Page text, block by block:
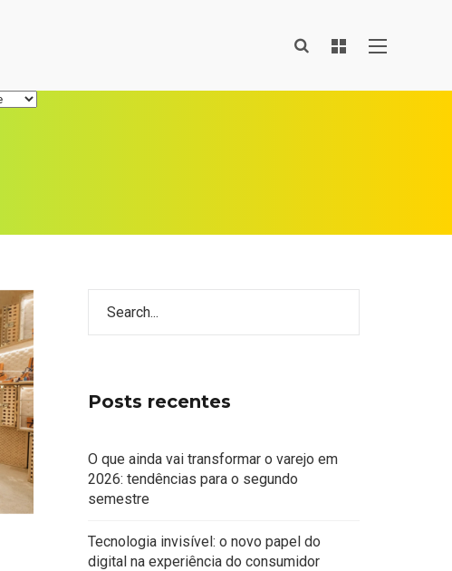
Posts recentes
O que ainda vai transformar o varejo em
2026: tendências para o segundo
semestre
Tecnologia invisível: o novo papel do
digital na experiência do consumidor